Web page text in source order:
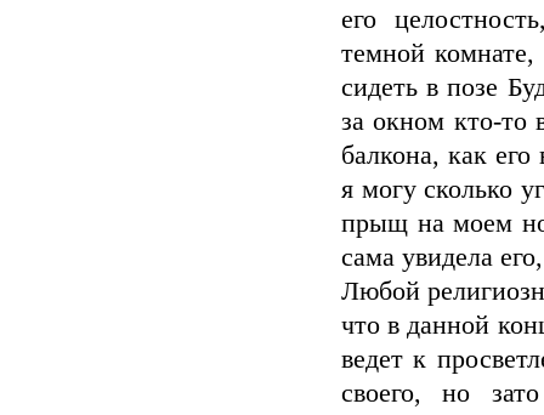
его
темной
сидеть в позе
за окном кто-то
балкона, как
я могу сколько
прыщ на моем
сама увидела
Любой
что в данной
ведет к
своего, но